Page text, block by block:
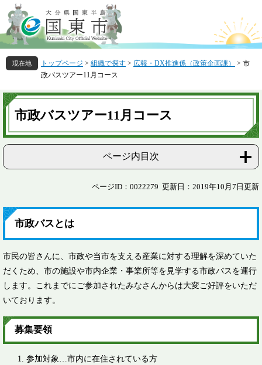
ー
ジ
の
先
頭
す
。
ニ
ュ
ー
を
飛
し
て
トップページ > 組織で探す > 広報・DX推進係（政策企画課） > 市
政バスツアー11月コース
本
文
市政バスツアー11月コース
ページ内目次
ページID：0022279 更新日：2019年10月7日更新
市政バスとは
市民の皆さんに、市政や当市を支える産業に対する理解を深めていた
だくため、市の施設や市内企業・事業所等を見学する市政バスを運行
します。これまでにご参加されたみなさんからは大変ご好評をいただ
いております。
募集要領
参加対象…市内に在住されている方